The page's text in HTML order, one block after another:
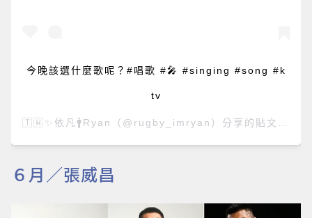
今晚該選什麼歌呢？#唱歌 #🎤 #singing #song #k
tv
🇹🇼✨依凡🚹Ryan （@rugby_imryan）分享的貼文 於
６月／張威昌